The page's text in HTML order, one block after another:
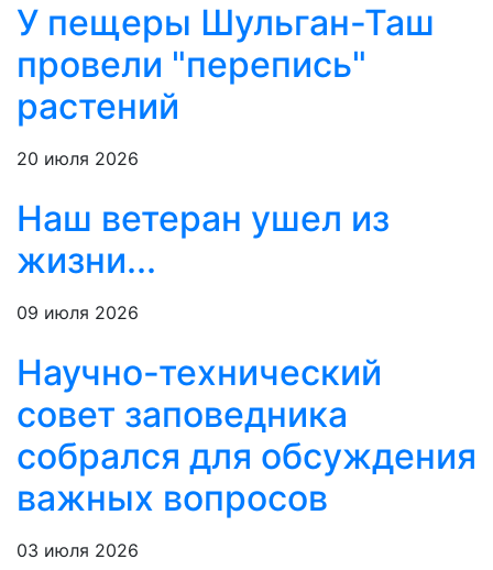
У пещеры Шульган-Таш
провели "перепись"
растений
20 июля 2026
Наш ветеран ушел из
жизни...
09 июля 2026
Научно-технический
совет заповедника
собрался для обсуждения
важных вопросов
03 июля 2026